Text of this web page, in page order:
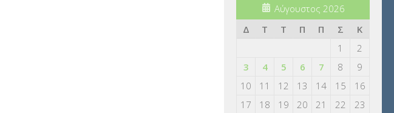
Αύγουστος 2026
Δ
Τ Τ Π Π Σ
Κ
1
2
3
4 5 6 7 8
9
10
11 12 13 14 15
16
17
18 19 20 21 22 23